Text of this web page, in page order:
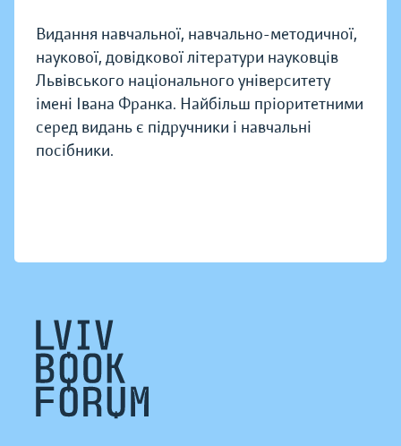
Видання навчальної, навчально-методичної,
наукової, довідкової літератури науковців
Львівського національного університету
імені Івана Франка. Найбільш пріоритетними
серед видань є підручники і навчальні
посібники.